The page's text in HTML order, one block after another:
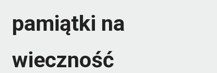
pamiątki na
wieczność